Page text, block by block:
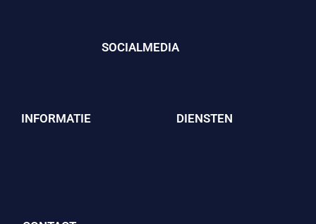
SOCIALMEDIA
INFORMATIE DIENSTEN